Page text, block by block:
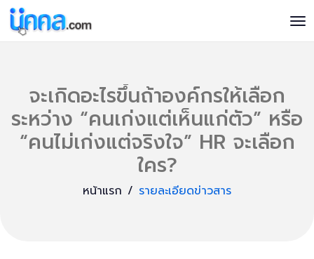
จะเกิดอะไรขึ้นถ้าองค์กรให้เลือก
ระหว่าง “คนเก่งแต่เห็นแก่ตัว” หรือ
“คนไม่เก่งแต่จริงใจ” HR จะเลือก
ใคร?
หน้าแรก รายละเอียดข่าวสาร